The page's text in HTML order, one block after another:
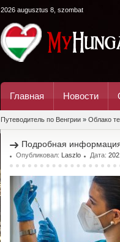
2026 augusztus 8, szombat
Главная Новости
Путеводитель по Венгрии » Облако
Подробная
Опубликовал: Laszlo Дата: